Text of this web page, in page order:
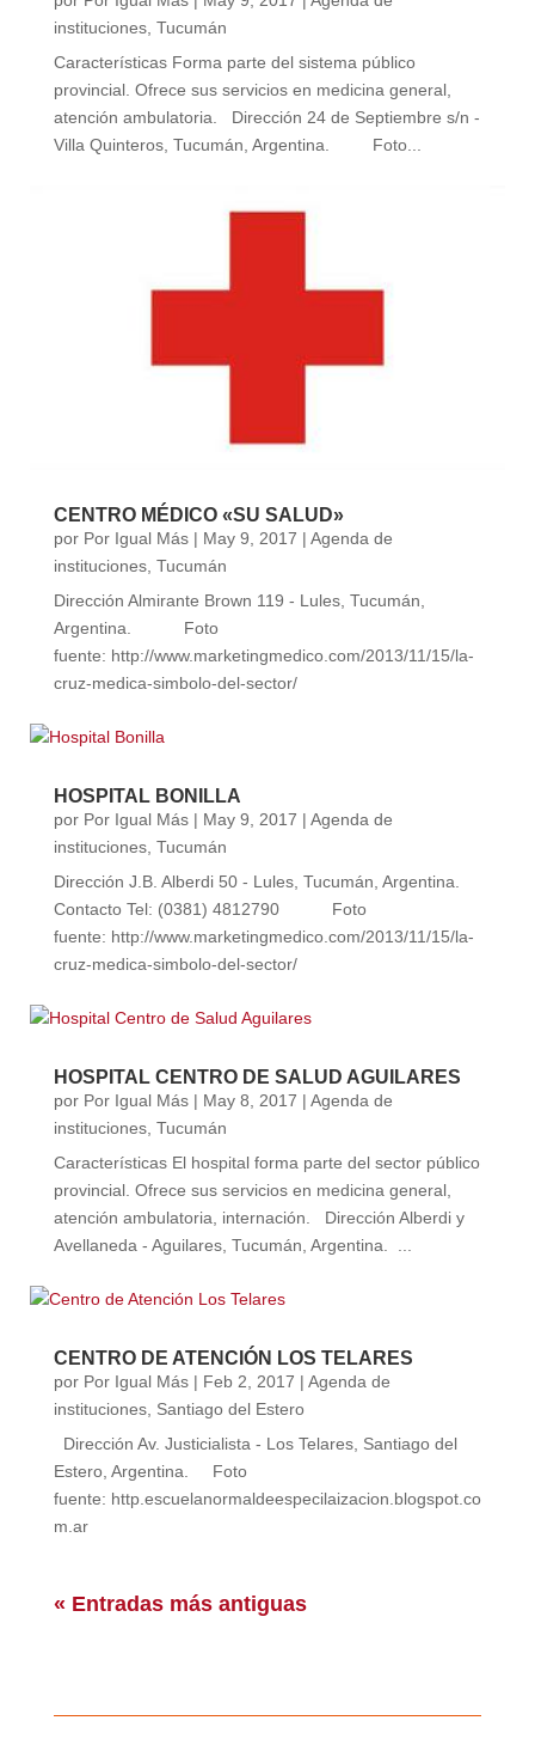
instituciones, Tucumán
Características Forma parte del sistema público
provincial. Ofrece sus servicios en medicina general,
atención ambulatoria. Dirección 24 de Septiembre s/n -
Villa Quinteros, Tucumán, Argentina. Foto...
CENTRO MÉDICO «SU SALUD»
por Por Igual Más| May 9, 2017 | Agenda de
instituciones, Tucumán
Dirección Almirante Brown 119 - Lules, Tucumán,
Argentina. Foto
fuente: http://www.marketingmedico.com/2013/11/15/la-
cruz-medica-simbolo-del-sector/
HOSPITAL BONILLA
por Por Igual Más| May 9, 2017 | Agenda de
instituciones, Tucumán
Dirección J.B. Alberdi 50 - Lules, Tucumán, Argentina.
Contacto Tel: (0381) 4812790 Foto
fuente: http://www.marketingmedico.com/2013/11/15/la-
cruz-medica-simbolo-del-sector/
HOSPITAL CENTRO DE SALUD AGUILARES
por Por Igual Más| May 8, 2017 | Agenda de
instituciones, Tucumán
Características El hospital forma parte del sector público
provincial. Ofrece sus servicios en medicina general,
atención ambulatoria, internación. Dirección Alberdi y
Avellaneda - Aguilares, Tucumán, Argentina. ...
CENTRO DE ATENCIÓN LOS TELARES
por Por Igual Más| Feb 2, 2017 | Agenda de
instituciones, Santiago del Estero
Dirección Av. Justicialista - Los Telares, Santiago del
Estero, Argentina. Foto
fuente: http.escuelanormaldeespecilaizacion.blogspot.co
m.ar
« Entradas más antiguas